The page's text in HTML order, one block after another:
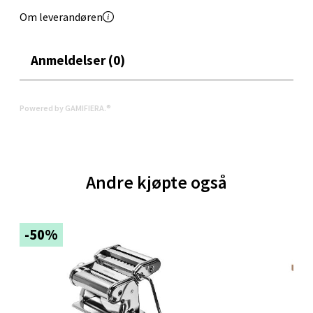
Om leverandøren
Anmeldelser (0)
Powered by GAMIFIERA.®
Andre kjøpte også
-50%
Åpent i dag 10-18